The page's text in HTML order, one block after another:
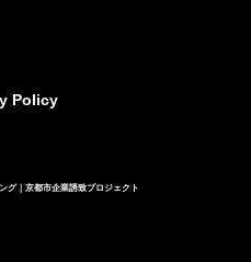
Policy
グ｜京都市企業誘致プロジェクト